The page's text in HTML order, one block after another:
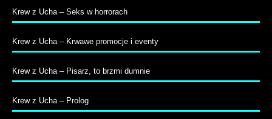
Krew z Ucha – Seks w horrorach
Krew z Ucha – Krwawe promocje i eventy
Krew z Ucha – Pisarz, to brzmi dumnie
Krew z Ucha – Prolog